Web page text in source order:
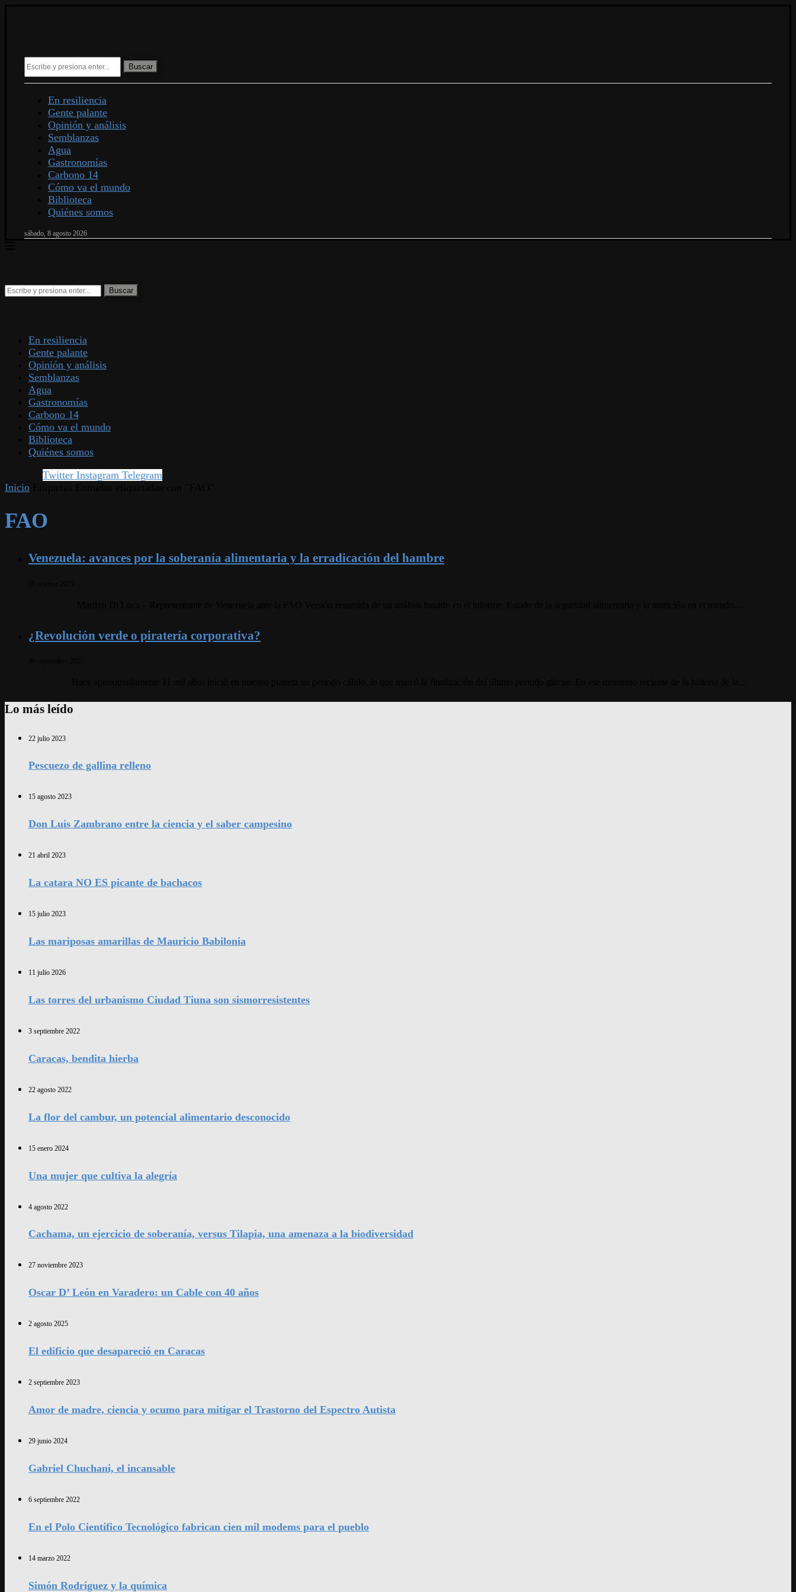
Buscar
En resiliencia
Gente palante
Opinión y análisis
Semblanzas
Agua
Gastronomías
Carbono 14
Cómo va el mundo
Biblioteca
Quiénes somos
sábado, 8 agosto 2026
En resiliencia
Gente palante
Opinión y análisis
Semblanzas
Agua
Gastronomías
Carbono 14
Cómo va el mundo
Biblioteca
Quiénes somos
Twitter Instagram Telegram
Inicio
FAO
Venezuela: avances por la soberanía alimentaria y la erradicación del hambre
¿Revolución verde o piratería corporativa?
Lo más leído
22 julio 2023
Pescuezo de gallina relleno
15 agosto 2023
Don Luis Zambrano entre la ciencia y el saber campesino
21 abril 2023
La catara NO ES picante de bachacos
15 julio 2023
Las mariposas amarillas de Mauricio Babilonia
11 julio 2026
Las torres del urbanismo Ciudad Tiuna son sismorresistentes
3 septiembre 2022
Caracas, bendita hierba
22 agosto 2022
La flor del cambur, un potencial alimentario desconocido
15 enero 2024
Una mujer que cultiva la alegría
4 agosto 2022
Cachama, un ejercicio de soberanía, versus Tilapia, una amenaza a la biodiversidad
27 noviembre 2023
Oscar D’ León en Varadero: un Cable con 40 años
2 agosto 2025
El edificio que desapareció en Caracas
2 septiembre 2023
Amor de madre, ciencia y ocumo para mitigar el Trastorno del Espectro Autista
29 junio 2024
Gabriel Chuchani, el incansable
6 septiembre 2022
En el Polo Científico Tecnológico fabrican cien mil modems para el pueblo
14 marzo 2022
Simón Rodríguez y la química